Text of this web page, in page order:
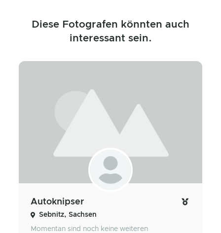
Diese Fotografen könnten auch
interessant sein.
Autoknipser
Sebnitz, Sachsen
Momentan sind noch keine weiteren